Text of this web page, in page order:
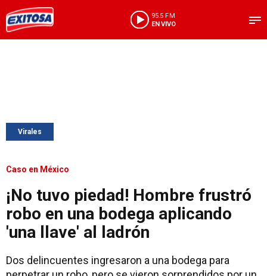
95.5 FM
EN VIVO
Virales
Caso en México
¡No tuvo piedad! Hombre frustró
robo en una bodega aplicando
'una llave' al ladrón
Dos delincuentes ingresaron a una bodega para